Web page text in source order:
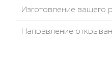
Изготовление вашего
Направление